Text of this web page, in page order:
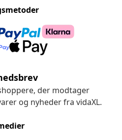
der modtager
og nyheder fra vidaXL.